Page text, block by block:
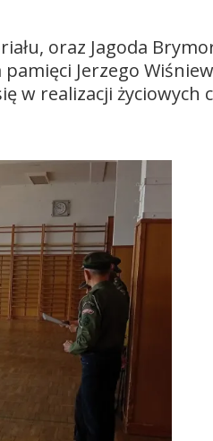
oraz Jagoda
Jerzego
w realizacji życiowych